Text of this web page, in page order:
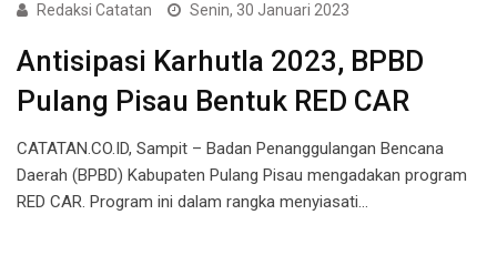
Redaksi Catatan Senin, 30 Januari 2023
Antisipasi Karhutla 2023, BPBD
Pulang Pisau Bentuk RED CAR
CATATAN.CO.ID, Sampit – Badan Penanggulangan Bencana
Daerah (BPBD) Kabupaten Pulang Pisau mengadakan program
RED CAR. Program ini dalam rangka menyiasati…